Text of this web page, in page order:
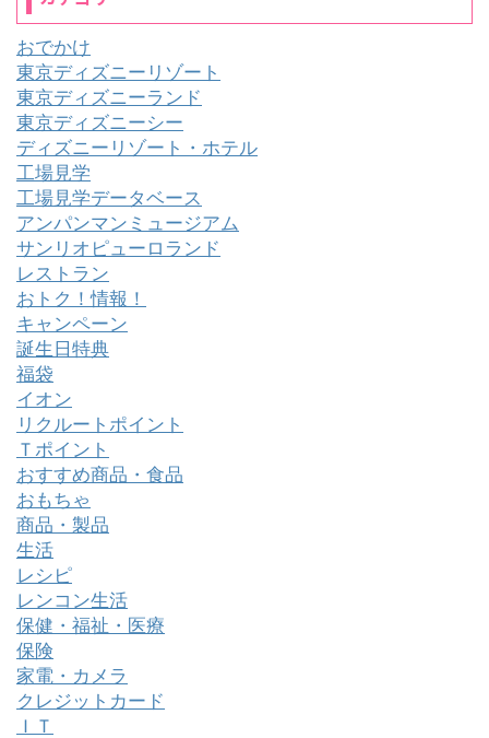
おでかけ
東京ディズニーリゾート
東京ディズニーランド
東京ディズニーシー
ディズニーリゾート・ホテル
工場見学
工場見学データベース
アンパンマンミュージアム
サンリオピューロランド
レストラン
おトク！情報！
キャンペーン
誕生日特典
福袋
イオン
リクルートポイント
Ｔポイント
おすすめ商品・食品
おもちゃ
商品・製品
生活
レシピ
レンコン生活
保健・福祉・医療
保険
家電・カメラ
クレジットカード
ＩＴ